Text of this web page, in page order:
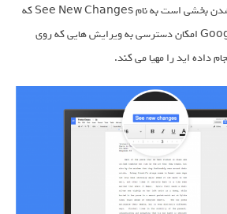
قابلیت جدید دیگر، اضافه شدن بخشی است به نام See New Changes که
با کلیک روی آن، Google Docs امکان دسترسی به ویرایش هایی که روی
داده اید را مهیا می کند.